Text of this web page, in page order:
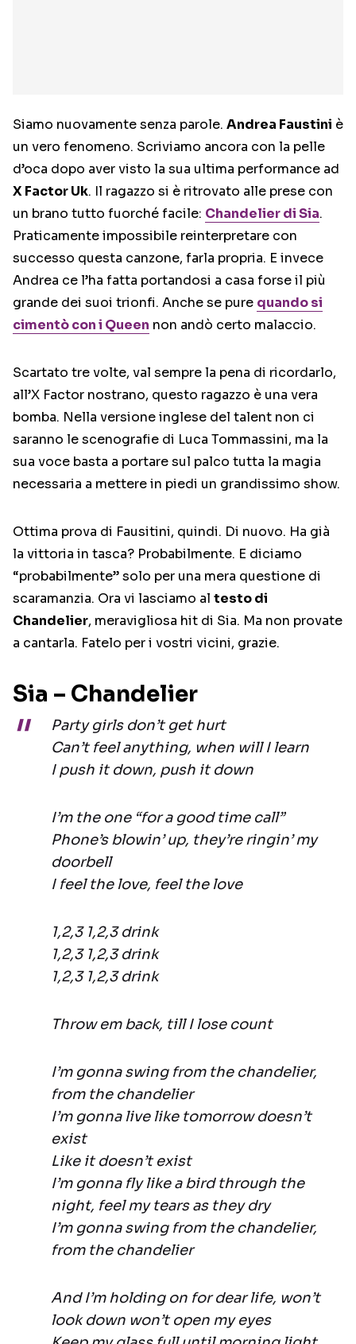
Siamo nuovamente senza parole. Andrea Faustini è
un vero fenomeno. Scriviamo ancora con la pelle
d’oca dopo aver visto la sua ultima performance ad
X Factor Uk. Il ragazzo si è ritrovato alle prese con
un brano tutto fuorché facile: Chandelier di Sia.
Praticamente impossibile reinterpretare con
successo questa canzone, farla propria. E invece
Andrea ce l’ha fatta portandosi a casa forse il più
grande dei suoi trionfi. Anche se pure quando si
cimentò con i Queen non andò certo malaccio.
Scartato tre volte, val sempre la pena di ricordarlo,
all’X Factor nostrano, questo ragazzo è una vera
bomba. Nella versione inglese del talent non ci
saranno le scenografie di Luca Tommassini, ma la
sua voce basta a portare sul palco tutta la magia
necessaria a mettere in piedi un grandissimo show.
Ottima prova di Fausitini, quindi. Di nuovo. Ha già
la vittoria in tasca? Probabilmente. E diciamo
“probabilmente” solo per una mera questione di
scaramanzia. Ora vi lasciamo al testo di
Chandelier, meravigliosa hit di Sia. Ma non provate
a cantarla. Fatelo per i vostri vicini, grazie.
Sia – Chandelier
Party girls don’t get hurt
Can’t feel anything, when will I learn
I push it down, push it down
I’m the one “for a good time call”
Phone’s blowin’ up, they’re ringin’ my
doorbell
I feel the love, feel the love
1,2,3 1,2,3 drink
1,2,3 1,2,3 drink
1,2,3 1,2,3 drink
Throw em back, till I lose count
I’m gonna swing from the chandelier,
from the chandelier
I’m gonna live like tomorrow doesn’t
exist
Like it doesn’t exist
I’m gonna fly like a bird through the
night, feel my tears as they dry
I’m gonna swing from the chandelier,
from the chandelier
And I’m holding on for dear life, won’t
look down won’t open my eyes